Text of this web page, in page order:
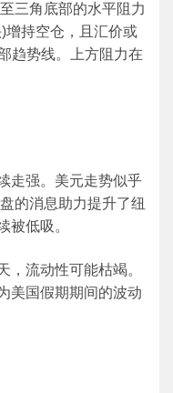
三角底部的水平阻力
增持空仓，且汇价或
趋势线。上方阻力在
走强。美元走势似乎
的消息助力提升了纽
被低吸。
，流动性可能枯竭。
美国假期期间的波动